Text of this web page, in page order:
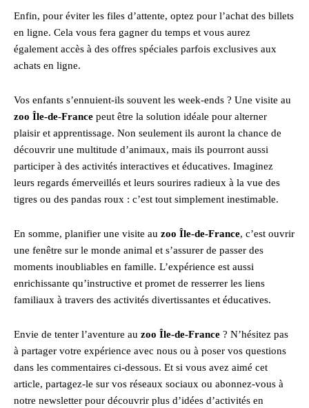
Enfin, pour éviter les files d’attente, optez pour l’achat des billets
en ligne. Cela vous fera gagner du temps et vous aurez
également accès à des offres spéciales parfois exclusives aux
achats en ligne.
Vos enfants s’ennuient-ils souvent les week-ends ? Une visite au
zoo Île-de-France peut être la solution idéale pour alterner
plaisir et apprentissage. Non seulement ils auront la chance de
découvrir une multitude d’animaux, mais ils pourront aussi
participer à des activités interactives et éducatives. Imaginez
leurs regards émerveillés et leurs sourires radieux à la vue des
tigres ou des pandas roux : c’est tout simplement inestimable.
En somme, planifier une visite au zoo Île-de-France, c’est ouvrir
une fenêtre sur le monde animal et s’assurer de passer des
moments inoubliables en famille. L’expérience est aussi
enrichissante qu’instructive et promet de resserrer les liens
familiaux à travers des activités divertissantes et éducatives.
Envie de tenter l’aventure au zoo Île-de-France ? N’hésitez pas
à partager votre expérience avec nous ou à poser vos questions
dans les commentaires ci-dessous. Et si vous avez aimé cet
article, partagez-le sur vos réseaux sociaux ou abonnez-vous à
notre newsletter pour découvrir plus d’idées d’activités en